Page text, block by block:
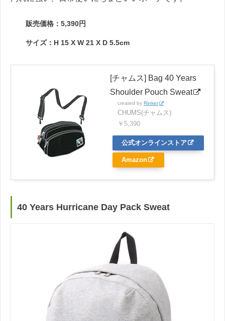
販売価格：5,390円
サイズ：H 15 X W 21 X D 5.5cm
[チャムス] Bag 40 Years
Shoulder Pouch Sweat
created by Rinker
CHUMS(チャムス)
￥5,390
公式オンラインストア
Amazon
40 Years Hurricane Day Pack Sweat